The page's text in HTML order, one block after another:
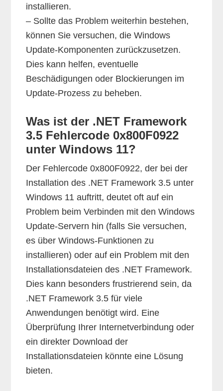
installieren.
– Sollte das Problem weiterhin bestehen,
können Sie versuchen, die Windows
Update-Komponenten zurückzusetzen.
Dies kann helfen, eventuelle
Beschädigungen oder Blockierungen im
Update-Prozess zu beheben.
Was ist der .NET Framework
3.5 Fehlercode 0x800F0922
unter Windows 11?
Der Fehlercode 0x800F0922, der bei der
Installation des .NET Framework 3.5 unter
Windows 11 auftritt, deutet oft auf ein
Problem beim Verbinden mit den Windows
Update-Servern hin (falls Sie versuchen,
es über Windows-Funktionen zu
installieren) oder auf ein Problem mit den
Installationsdateien des .NET Framework.
Dies kann besonders frustrierend sein, da
.NET Framework 3.5 für viele
Anwendungen benötigt wird. Eine
Überprüfung Ihrer Internetverbindung oder
ein direkter Download der
Installationsdateien könnte eine Lösung
bieten.